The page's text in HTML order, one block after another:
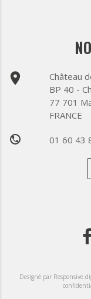
place
Château
BP 40 -
77 701
FRANCE
phone 01 60 43
Designé par